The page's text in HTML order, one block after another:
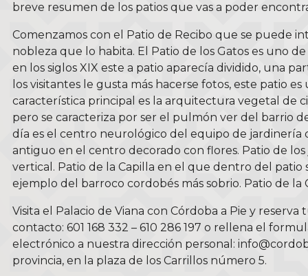
breve resumen de los patios que vas a poder
Comenzamos con el Patio de Recibo que se puede
nobleza que lo habita. El Patio de los Gatos es uno
en los siglos XIX este a patio aparecía dividido, una
los visitantes le gusta más hacerse fotos, este patio
característica principal es la arquitectura vegetal de
pero se caracteriza por ser el pulmón ver del barrio
día es el centro neurológico del equipo de jardinería
antiguo en el centro decorado con flores. Patio de
vertical. Patio de la Capilla en el que dentro del
ejemplo del barroco cordobés más sobrio. Patio de
Visita el Palacio de Viana con Córdoba a Pie y
contacto: 601 168 332 – 610 286 197 o rellena el
electrónico a nuestra dirección personal:
provincia, en la plaza de los Carrillos número 5.